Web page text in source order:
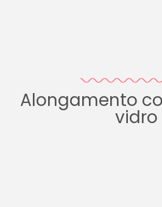
Alongamento
vidro